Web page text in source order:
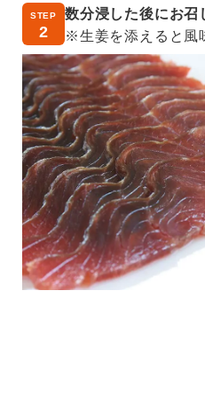
STEP
2
数分浸した後にお召
※生姜を添えると風